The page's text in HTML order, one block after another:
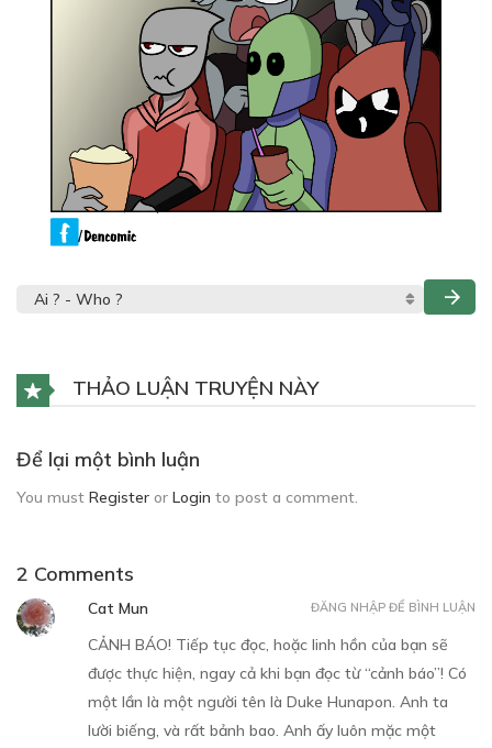
THẢO LUẬN TRUYỆN NÀY
Để lại một bình luận
You must Register or Login to post a comment.
2 Comments
Cat Mun
CẢNH BÁO! Tiếp tục đọc, hoặc linh hồn của bạn sẽ
được thực hiện, ngay cả khi bạn đọc từ “cảnh báo”! Có
một lần là một người tên là Duke Hunapon. Anh ta
lười biếng, và rất bảnh bao. Anh ấy luôn mặc một
ĐĂNG NHẬP ĐỂ BÌNH LUẬN